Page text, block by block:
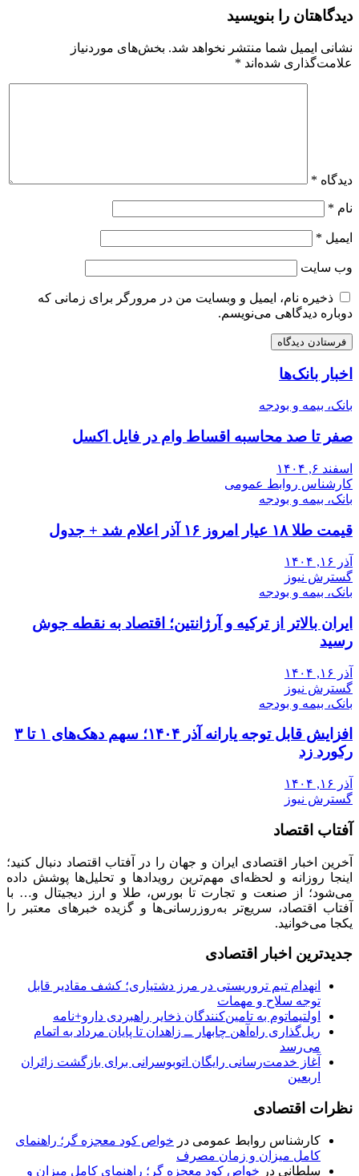
دیدگاهتان را بنویسید
نشانی ایمیل شما منتشر نخواهد شد. بخش‌های موردنیاز
علامت‌گذاری شده‌اند *
دیدگاه *
نام *
ایمیل *
وب‌ سایت
ذخیره نام، ایمیل و وبسایت من در مرورگر برای زمانی که
دوباره دیدگاهی می‌نویسم.
اخبار بانک‌ها
بانک، بیمه و بودجه
صفر تا صد محاسبه اقساط وام در فایل اکسل
اسفند ۶, ۱۴۰۴
کارشناس روابط عمومی
بانک، بیمه و بودجه
قیمت طلا ۱۸ عیار امروز ۱۶ آذر اعلام شد + جدول
آذر ۱۶, ۱۴۰۴
گسترش نیوز
بانک، بیمه و بودجه
ایران بالاتر از ترکیه و آرژانتین؛ اقتصاد به نقطه جوش
رسید
آذر ۱۶, ۱۴۰۴
گسترش نیوز
بانک، بیمه و بودجه
افزایش قابل توجه یارانه آذر ۱۴۰۴؛ سهم دهک‌های ۱ تا ۳
رکورد زد
آذر ۱۶, ۱۴۰۴
گسترش نیوز
آفتاب اقتصاد
آخرین اخبار اقتصادی ایران و جهان را در آفتاب اقتصاد دنبال کنید؛
اینجا روزانه و لحظه‌ای مهم‌ترین رویدادها و تحلیل‌ها پوشش داده
می‌شود؛ از صنعت و تجارت تا بورس، طلا و ارز دیجیتال و… با
آفتاب اقتصاد، سریع‌تر به‌روزرسانی‌ها و گزیده خبرهای معتبر را
یکجا می‌خوانید.
جدیدترین اخبار اقتصادی
انهدام تیم تروریستی در مرز دشتیاری؛ کشف مقادیر قابل
توجه سلاح و مهمات
اولتیماتوم به تامین‌کنندگان ذخایر راهبردی دارو+نامه
ریل‌گذاری راه‌آهن چابهار ــ زاهدان تا پایان مرداد به اتمام
می‌رسد
آغاز خدمت‌رسانی رایگان اتوبوسرانی برای بازگشت زائران
اربعین
نظرات اقتصادی
کارشناس روابط عمومی در خواص کود معجزه گر؛ راهنمای
کامل میزان و زمان مصرف
سلطانی در خواص کود معجزه گر؛ راهنمای کامل میزان و